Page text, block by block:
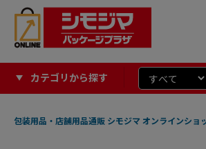
カテゴリから探す
包装用品・店舗用品通販 シモジマ オンラインショ